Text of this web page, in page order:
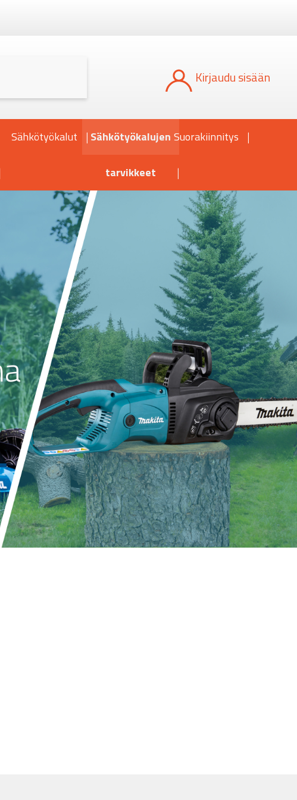
Kun tuloksia tulee, voit selata niitä
Kirjaudu sisään
Sähkötyökalut Sähkötyökalujen
tarvikkeet
Suorakiinnitys